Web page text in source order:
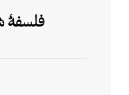
فلسفۀ